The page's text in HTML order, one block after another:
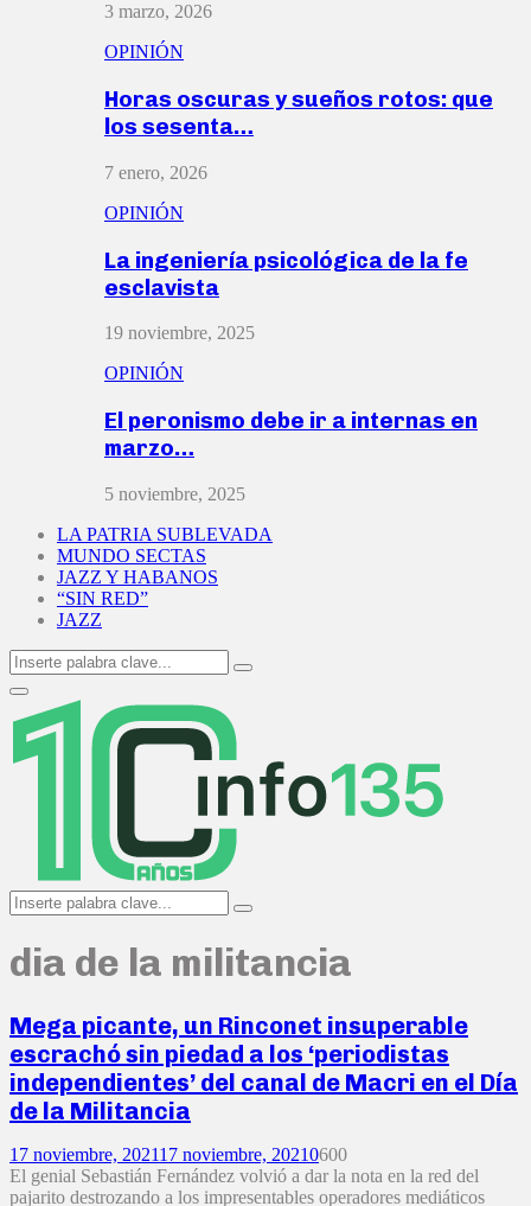
3 marzo, 2026
OPINIÓN
Horas oscuras y sueños rotos: que
los sesenta…
7 enero, 2026
OPINIÓN
La ingeniería psicológica de la fe
esclavista
19 noviembre, 2025
OPINIÓN
El peronismo debe ir a internas en
marzo…
5 noviembre, 2025
LA PATRIA SUBLEVADA
MUNDO SECTAS
JAZZ Y HABANOS
“SIN RED”
JAZZ
Search
for:
Search
Primary
Menu
Search
for:
Search
dia de la militancia
Mega picante, un Rinconet insuperable
escrachó sin piedad a los ‘periodistas
independientes’ del canal de Macri en el Día
de la Militancia
17 noviembre, 202117 noviembre, 20210600
El genial Sebastián Fernández volvió a dar la nota en la red del
pajarito destrozando a los impresentables operadores mediáticos